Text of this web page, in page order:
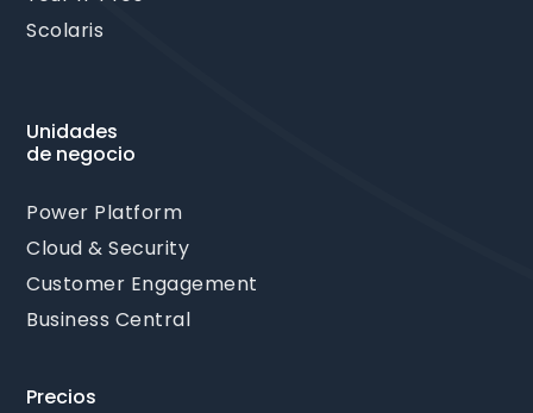
Scolaris
Unidades
de negocio
Power Platform
Cloud & Security
Customer Engagement
Business Central
Precios